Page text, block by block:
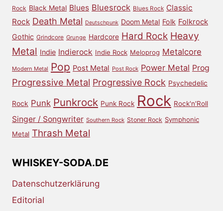
Rock Black Metal Blues Bluesrock Blues Rock Classic
Rock Death Metal Deutschpunk Doom Metal Folk Folkrock
Gothic Grindcore Grunge Hardcore Hard Rock Heavy
Metal Indie Indierock Indie Rock Meloprog Metalcore
Modern Metal Pop Post Metal Post Rock Power Metal Prog
Progressive Metal Progressive Rock Psychedelic
Rock Punk Punkrock Punk Rock Rock Rock'n'Roll
Singer / Songwriter Southern Rock Stoner Rock Symphonic
Metal Thrash Metal
WHISKEY-SODA.DE
Datenschutzerklärung
Editorial